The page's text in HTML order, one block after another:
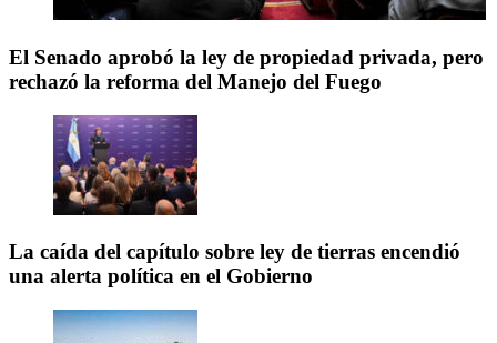
El Senado aprobó la ley de propiedad privada, pero
rechazó la reforma del Manejo del Fuego
La caída del capítulo sobre ley de tierras encendió
una alerta política en el Gobierno